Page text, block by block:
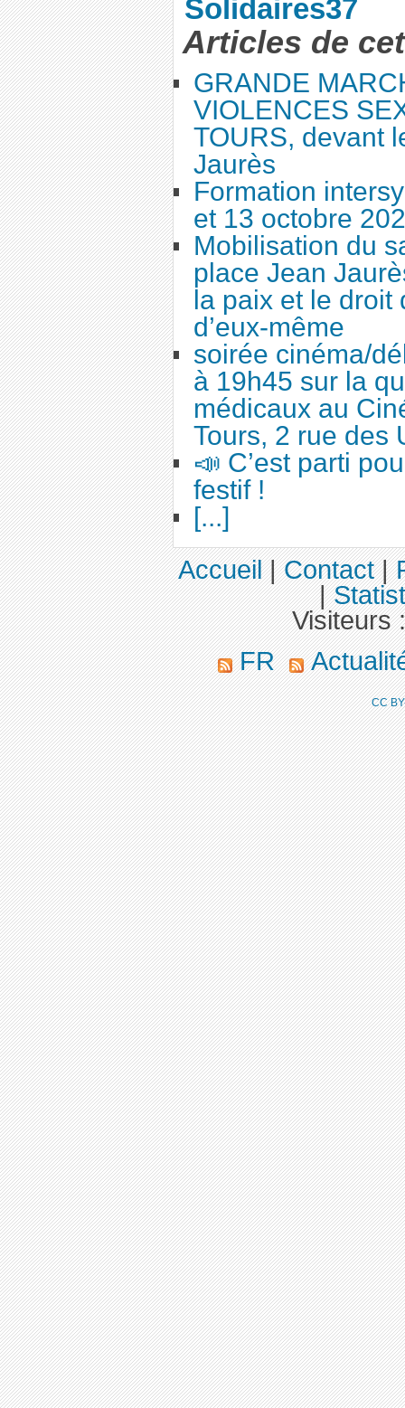
Solidaires37
Articles de
GRANDE
VIOLENCES
TOURS, devant
Jaurès
Formation
et 13 octobre
Mobilisation du
place Jean
la paix et le
d’eux-même
soirée cinéma/
à 19h45 sur la
médicaux au
Tours, 2 rue des
📣 C’est parti
festif !
[...]
Accueil|Contact|
|
Visiteurs
FR
CC